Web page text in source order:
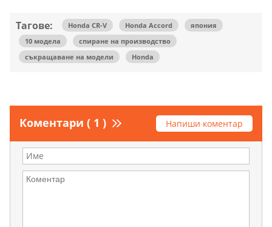
Тагове: Honda CR-V Honda Accord
япония
10 модела
спиране на производство
съкращаване на модели
Honda
Коментари ( 1 ) Напиши коментар